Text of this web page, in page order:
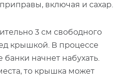
включая и сахар.
3 см свободного
крышкой. В процессе
начнет набухать.
то крышка может